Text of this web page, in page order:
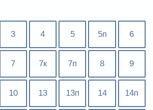
3 4 5 5п 6
7 7к 7п 8 9
10 13 13п 14 14п